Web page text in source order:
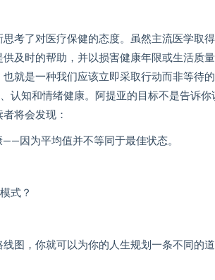
考了对医疗保健的态度。虽然主流医学取
及时的帮助，并以损害健康年限或生活质
就是一种我们应该立即采取行动而非等待
认知和情绪健康。阿提亚的目标不是告诉你
将会发现：
因为平均值并不等同于最佳状态。
式？
图，你就可以为你的人生规划一条不同的